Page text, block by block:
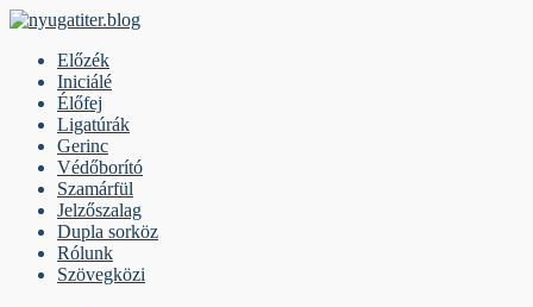
Skip
contentElőzék
Iniciálé
Élőfej
Ligatúrák
Gerinc
Védőborító
Szamárfül
Jelzőszalag
Dupla sorköz
Rólunk
Szövegközi